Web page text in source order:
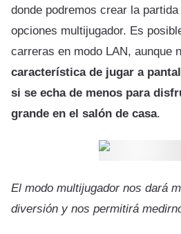
donde podremos crear la
opciones multijugador. Es
carreras en modo LAN, aunque
característica de jugar a
si se echa de menos para
grande en el salón de casa.
El modo multijugador nos dará
diversión y nos permitirá